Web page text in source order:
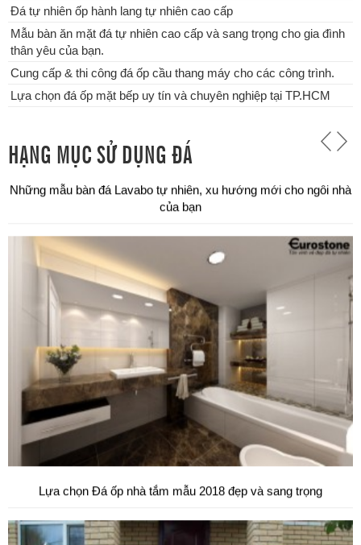
Đá tự nhiên ốp hành lang tự nhiên cao cấp
Mẫu bàn ăn mặt đá tự nhiên cao cấp và sang trọng cho gia đình
thân yêu của bạn.
Cung cấp & thi công đá ốp cầu thang máy cho các công trình.
Lựa chọn đá ốp mặt bếp uy tín và chuyên nghiệp tại TP.HCM
HẠNG MỤC SỬ DỤNG ĐÁ
Chuyên thi công đá ốp bậc tam cấp các công trình tại TPHCM
Đá tự nhiên ốp hành lang tự nhiên cao cấp